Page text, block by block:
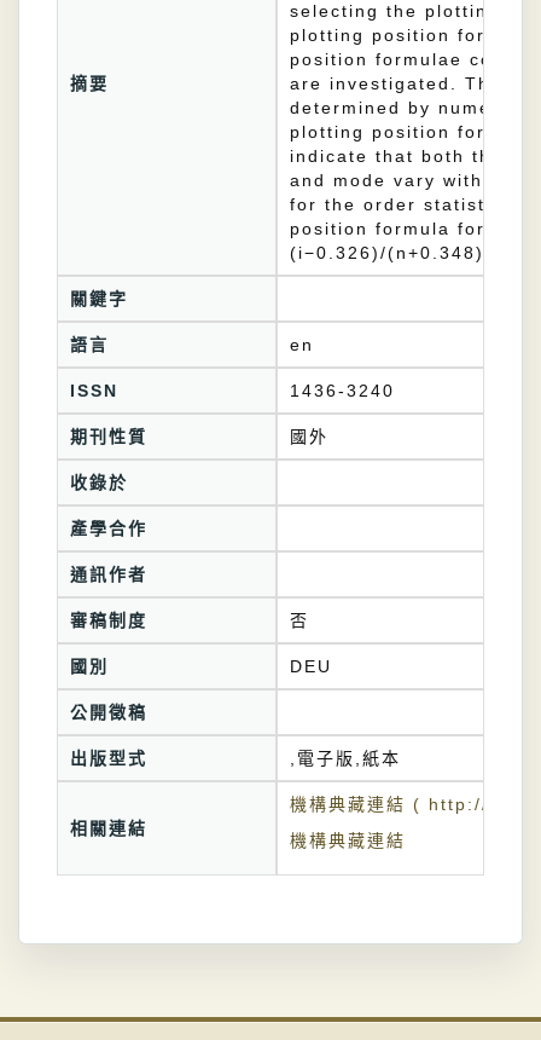
摘要
selecting the plotting
plotting position
position formulae
are investigated. The
determined by
plotting position
indicate that both the
and mode vary with the
for the order statistic
position formula for the
(i−0.326)/(n+0.348).
關鍵字
語言 en
ISSN 1436-3240
期刊性質 國外
收錄於
產學合作
通訊作者
審稿制度 否
國別 DEU
公開徵稿
出版型式 ,電子版,紙本
相關連結
機構典藏連結 ( http://
機構典藏連結